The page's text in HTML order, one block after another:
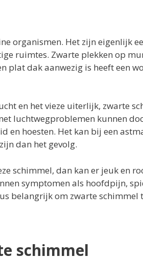
organismen. Het zijn eigenlijk
ruimtes. Zwarte plekken op
plat dak aanwezig is heeft een
en het vieze uiterlijk, zwarte
luchtwegproblemen kunnen
en hoesten. Het kan bij een
dan het gevolg.
schimmel, dan kan er jeuk en
symptomen als hoofdpijn,
belangrijk om zwarte schimmel
schimmel